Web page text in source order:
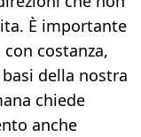
È importante
costanza,
della nostra
chiede
anche